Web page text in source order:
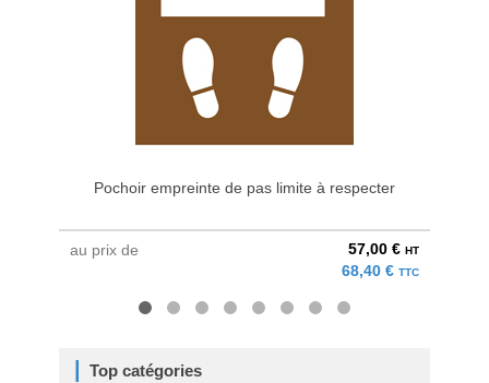
Pochoir empreinte de pas limite à respecter
au prix de 57,00 € HT
68,40 € TTC
Top catégories